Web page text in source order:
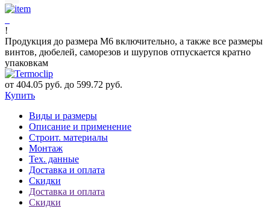
!
Продукция до размера М6 включительно, а также все размеры
винтов, дюбелей, саморезов и шурупов отпускается кратно
упаковкам
от 404.05 руб. до 599.72 руб.
Купить
Виды и размеры
Описание и применение
Строит. материалы
Монтаж
Тех. данные
Доставка и оплата
Скидки
Доставка и оплата
Скидки